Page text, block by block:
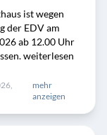
ist wegen
der EDV am
ab 12.00 Uhr
weiterlesen
mehr
anzeigen